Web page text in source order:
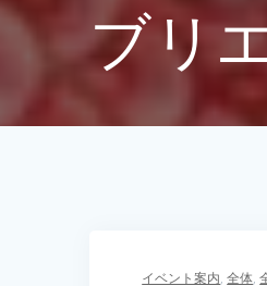
キ
ブリ
イベント案内,全体,